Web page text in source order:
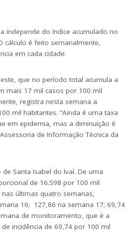
independe do índice acumulado no
cálculo é feito semanalmente,
em cada cidade.
que no período total acumula a
mais 17 mil casos por 100 mil
registra nesta semana a
mil habitantes. “Ainda é uma taxa
em epidemia, mas a diminuição é
de Informação Técnica da
Santa Isabel do Ivaí. De uma
de 16.598 por 100 mil
últimas quatro semanas,
16; 127,86 na semana 17; 69,74
de monitoramento, que é a
incidência de 69,74 por 100 mil